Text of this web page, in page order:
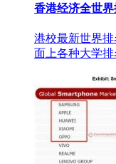
香港经济全世
港校最新世界
面上各种大学排